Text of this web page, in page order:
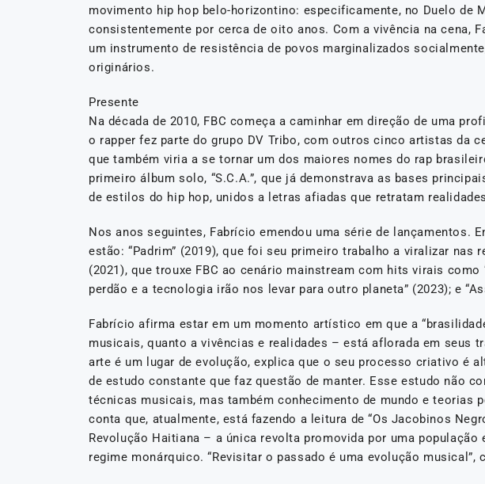
movimento hip hop belo-horizontino: especificamente, no Duelo de
consistentemente por cerca de oito anos. Com a vivência na cena,
um instrumento de resistência de povos marginalizados
originários.
Presente
Na década de 2010, FBC começa a caminhar em direção de uma
o rapper fez parte do grupo DV Tribo, com outros cinco artistas da
que também viria a se tornar um dos maiores nomes do rap
primeiro álbum solo, “S.C.A.”, que já demonstrava as bases
de estilos do hip hop, unidos a letras afiadas que retratam
Nos anos seguintes, Fabrício emendou uma série de lançamentos.
estão: “Padrim” (2019), que foi seu primeiro trabalho a viralizar nas
(2021), que trouxe FBC ao cenário mainstream com hits virais como
perdão e a tecnologia irão nos levar para outro planeta” (2023); e
Fabrício afirma estar em um momento artístico em que a
musicais, quanto a vivências e realidades – está aflorada em seus
arte é um lugar de evolução, explica que o seu processo criativo é
de estudo constante que faz questão de manter. Esse estudo não
técnicas musicais, mas também conhecimento de mundo e teorias
conta que, atualmente, está fazendo a leitura de “Os Jacobinos
Revolução Haitiana – a única revolta promovida por uma população
regime monárquico. “Revisitar o passado é uma evolução musical”,